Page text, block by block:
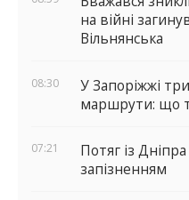
на війні
Вільнянська
08:30
У Запоріжжі
маршрути: що
07:21
Потяг із
запізненням